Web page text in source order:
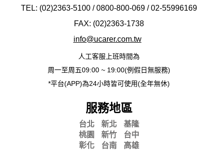
TEL: (02)2363-5100 / 0800-800-069 / 02-55996169
FAX: (02)2363-1738
info@ucarer.com.tw
人工客服上班時間為
周一至周五09:00 ~ 19:00(例假日無服務)
*平台(APP)為24小時皆可使用(全年無休)
服務地區
台北 新北
基隆
桃園
新竹
台中
彰化
台南 高雄